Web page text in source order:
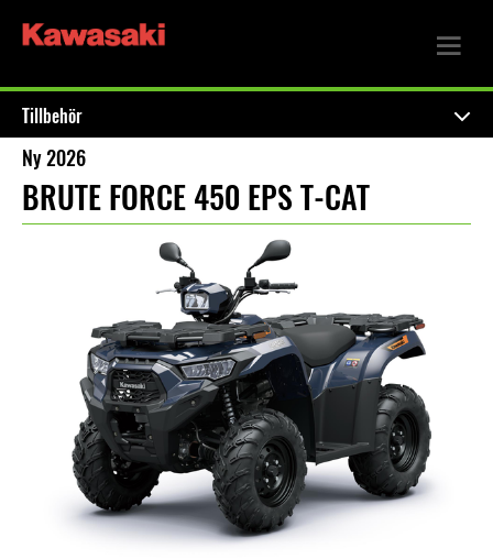
Tillbehör
Ny 2026
BRUTE FORCE 450 EPS T-CAT